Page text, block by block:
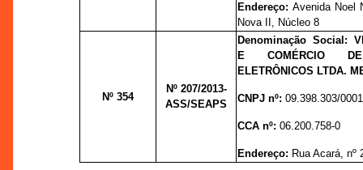
Endereço:Avenida Noel
Nova II, Núcleo 8
Nº 354
Nº 207/2013-
ASS/SEAPS
Denominação Social:
E COMÉRCIO DE
ELETRÔNICOS LTDA.
CNPJ nº:09.398.303/
CCA nº:06.200.758-0
Endereço: Rua Acará,